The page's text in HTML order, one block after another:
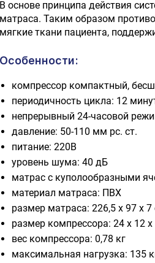
В основе принципа действия
матраса. Таким образом
мягкие ткани пациента,
Особенности:
компрессор компактный,
периодичность цикла: 12
непрерывный 24-часовой
давление: 50-110 мм рс. ст.
питание: 220В
уровень шума: 40 дБ
матрас с куполообразными
материал матраса: ПВХ
размер матраса: 226,5 х 97
размер компрессора: 24 х 12
вес компрессора: 0,78 кг
максимальная нагрузка: 135